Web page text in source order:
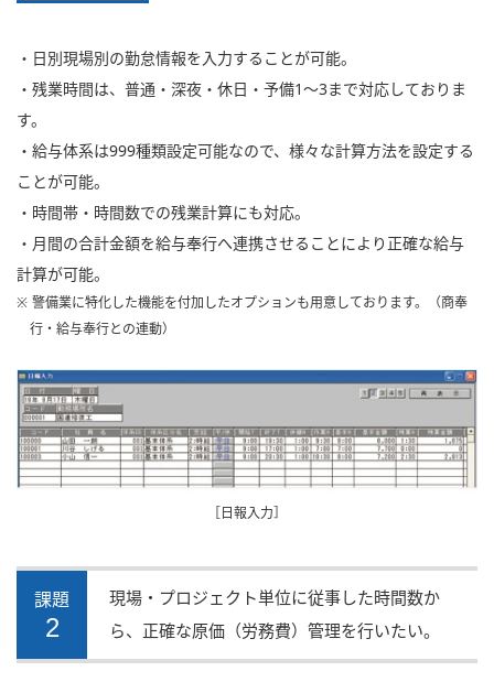
・日別現場別の勤怠情報を入力することが可能。
・残業時間は、普通・深夜・休日・予備1～3まで対応しておりま
す。
・給与体系は999種類設定可能なので、様々な計算方法を設定する
ことが可能。
・時間帯・時間数での残業計算にも対応。
・月間の合計金額を給与奉行へ連携させることにより正確な給与
計算が可能。
※ 警備業に特化した機能を付加したオプションも用意しております。（商奉
行・給与奉行との連動）
［日報入力］
課題
2
現場・プロジェクト単位に従事した時間数か
ら、正確な原価（労務費）管理を行いたい。